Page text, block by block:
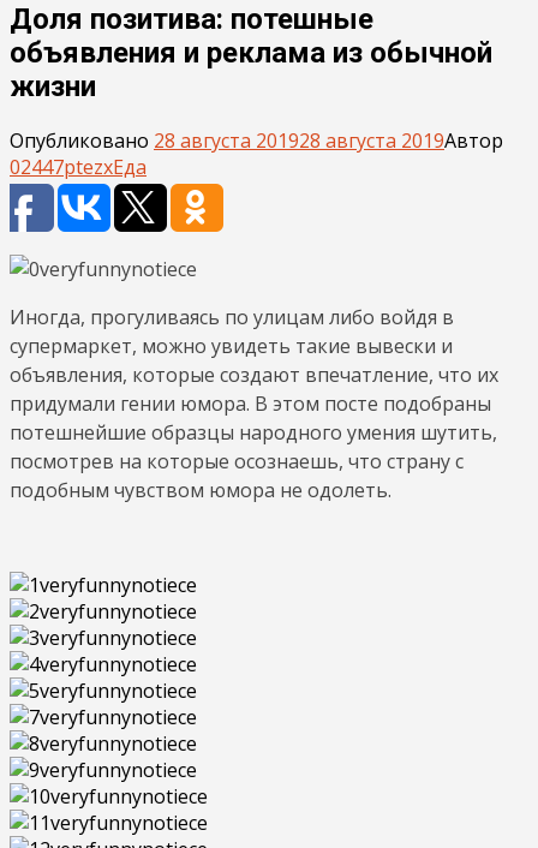
Доля позитива: потешные
объявления и реклама из обычной
жизни
Опубликовано 28 августа 201928 августа 2019Автор
02447ptezxЕда
Иногда, прогуливаясь по улицам либо войдя в
супермаркет, можно увидеть такие вывески и
объявления, которые создают впечатление, что их
придумали гении юмора. В этом посте подобраны
потешнейшие образцы народного умения шутить,
посмотрев на которые осознаешь, что страну с
подобным чувством юмора не одолеть.